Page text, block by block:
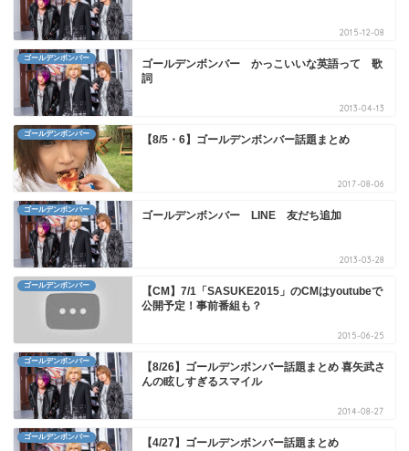
2015-12-08
ゴールデンボンバー
ゴールデンボンバー かっこいいな英語って 歌
詞
2013-04-13
ゴールデンボンバー 【8/5・6】ゴールデンボンバー話題まとめ
2017-08-06
ゴールデンボンバー ゴールデンボンバー LINE 友だち追加
2013-03-28
ゴールデンボンバー
【CM】7/1「SASUKE2015」のCMはyoutubeで
公開予定！事前番組も？
2015-06-25
ゴールデンボンバー
【8/26】ゴールデンボンバー話題まとめ 喜矢武さ
んの眩しすぎるスマイル
2014-08-27
ゴールデンボンバー 【4/27】ゴールデンボンバー話題まとめ